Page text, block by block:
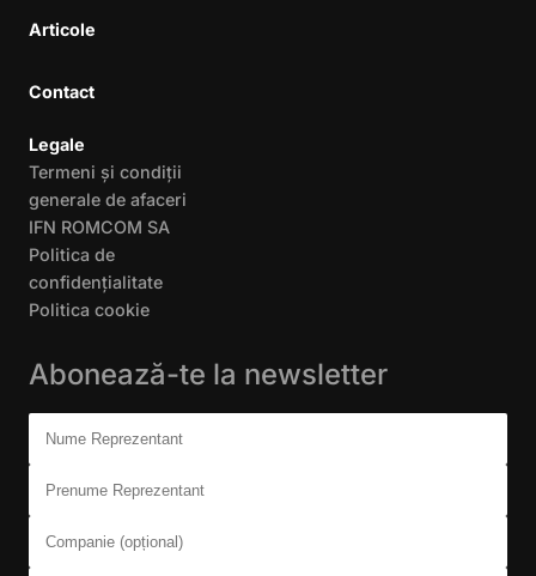
Articole
Contact
Legale
Termeni și condiții
generale de afaceri
IFN ROMCOM SA
Politica de
confidențialitate
Politica cookie
Abonează-te la newsletter
Don't fill this out:
Nume Reprezentant
Prenume Reprezentant
Companie (opțional)